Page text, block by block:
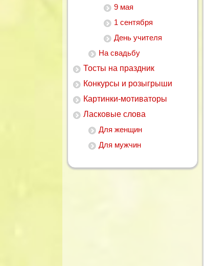
9 мая
1 сентября
День учителя
На свадьбу
Тосты на праздник
Конкурсы и розыгрыши
Картинки-мотиваторы
Ласковые слова
Для женщин
Для мужчин